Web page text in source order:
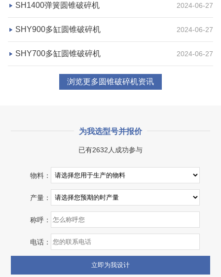
咨询该项目执行经理
湖北省宜昌市砂石集并日产一万吨砂石料生产线
项目坐标
湖北省宜昌市
设计产能
日产一万吨
项目业主
砂石集并中心 建筑垃圾等石料
咨询该项目执行经理
SH1400弹簧圆锥破碎机 2024-06-27
SHY900多缸圆锥破碎机 2024-06-27
SHY700多缸圆锥破碎机 2024-06-27
浏览更多圆锥破碎机资讯
为我选型号并报价
已有2632人成功参与
物料：
产量：
称呼：
电话：